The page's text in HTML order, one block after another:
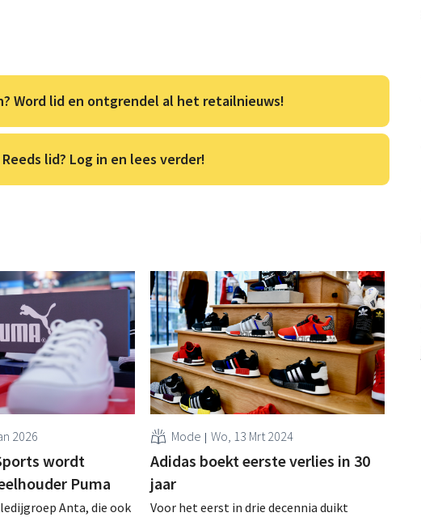
Word lid en ontgrendel al het retailnieuws!
Reeds lid? Log in en lees verder!
2026
wordt
Puma
Anta, die ook
Mode Wo, 13 Mrt 2024
Adidas boekt eerste verlies in 30
jaar
Voor het eerst in drie decennia duikt